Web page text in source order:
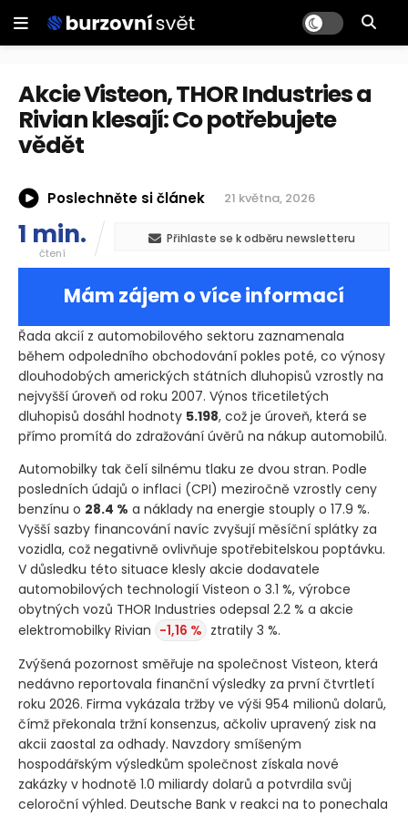
Akcie Visteon, THOR Industries a
Rivian klesají: Co potřebujete
vědět
Poslechněte si článek 21 května, 2026
1 min.
čtení
Přihlaste se k odběru newsletteru
Mám zájem o více informací
Řada akcií z automobilového sektoru zaznamenala
během odpoledního obchodování pokles poté, co výnosy
dlouhodobých amerických státních dluhopisů vzrostly na
nejvyšší úroveň od roku 2007. Výnos třicetiletých
dluhopisů dosáhl hodnoty 5.198, což je úroveň, která se
přímo promítá do zdražování úvěrů na nákup automobilů.
Automobilky tak čelí silnému tlaku ze dvou stran. Podle
posledních údajů o inflaci (CPI) meziročně vzrostly ceny
benzínu o 28.4 % a náklady na energie stouply o 17.9 %.
Vyšší sazby financování navíc zvyšují měsíční splátky za
vozidla, což negativně ovlivňuje spotřebitelskou poptávku.
V důsledku této situace klesly akcie dodavatele
automobilových technologií Visteon o 3.1 %, výrobce
obytných vozů THOR Industries odepsal 2.2 % a akcie
elektromobilky Rivian -1,16 % ztratily 3 %.
Zvýšená pozornost směřuje na společnost Visteon, která
nedávno reportovala finanční výsledky za první čtvrtletí
roku 2026. Firma vykázala tržby ve výši 954 milionů dolarů,
čímž překonala tržní konsenzus, ačkoliv upravený zisk na
akcii zaostal za odhady. Navzdory smíšeným
hospodářským výsledkům společnost získala nové
zakázky v hodnotě 1.0 miliardy dolarů a potvrdila svůj
celoroční výhled. Deutsche Bank v reakci na to ponechala